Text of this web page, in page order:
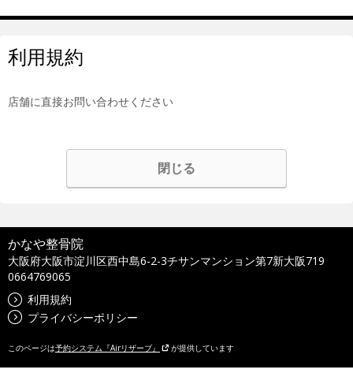
利用規約
店舗に直接お問い合わせください
閉じる
かなや整骨院
大阪府大阪市淀川区西中島6-2-3チサンマンション第7新大阪719
0664769065
利用規約
プライバシーポリシー
このページは予約システム『Airリザーブ』 が提供しています